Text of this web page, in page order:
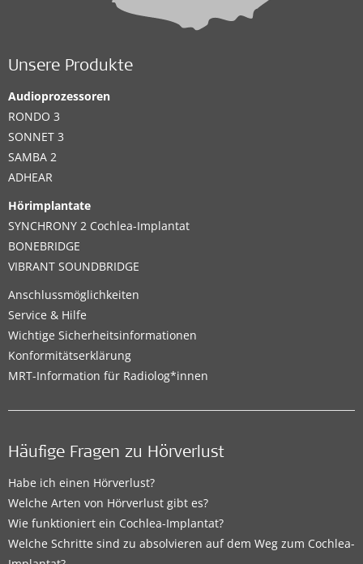
Unsere Produkte
Audioprozessoren
RONDO 3
SONNET 3
SAMBA 2
ADHEAR
Hörimplantate
SYNCHRONY 2 Cochlea-Implantat
BONEBRIDGE
VIBRANT SOUNDBRIDGE
Anschlussmöglichkeiten
Service & Hilfe
Wichtige Sicherheitsinformationen
Konformitätserklärung
MRT-Information für Radiolog*innen
Häufige Fragen zu Hörverlust
Habe ich einen Hörverlust?
Welche Arten von Hörverlust gibt es?
Wie funktioniert ein Cochlea-Implantat?
Welche Schritte sind zu absolvieren auf dem Weg zum Cochlea-